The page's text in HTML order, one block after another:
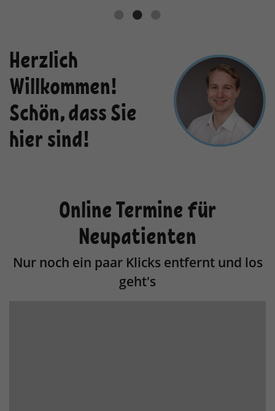
Herzlich
Willkommen!
Schön, dass Sie
hier sind!
Online Termine für
Neupatienten
Nur noch ein paar Klicks entfernt und los
geht's